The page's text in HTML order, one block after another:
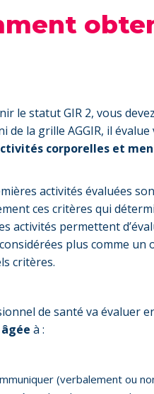
le statut GIR 2, vous
de la grille AGGIR, il
corporelles et
activités évaluées
ces critères qui
activités permettent
plus comme
critères.
de santé va évaluer
à :
(verbalement ou